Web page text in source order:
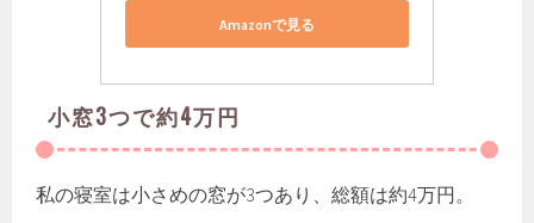
Amazonで見る
小窓3つで約4万円
私の寝室は小さめの窓が3つあり、総額は約4万円。